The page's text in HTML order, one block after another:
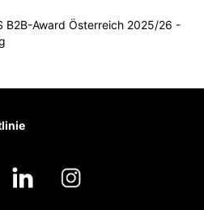
B2B-Award Österreich 2025/26 -